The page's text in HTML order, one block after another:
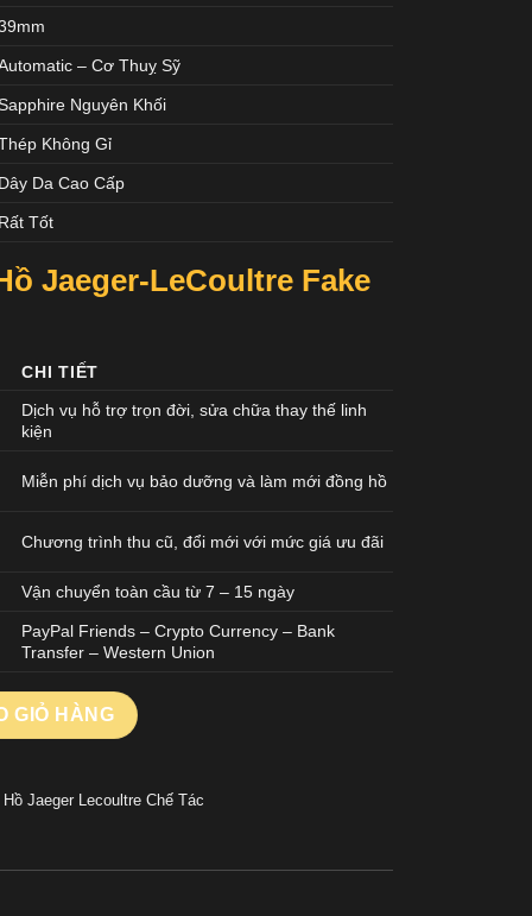
– Cơ Thuỵ Sỹ
Nguyên Khối
Không Gỉ
Da Cao Cấp
Tốt
Jaeger-LeCoultre Fake
CHI TIẾT
Dịch vụ hỗ trợ trọn đời, sửa chữa thay thế linh
kiện
Miễn phí dịch vụ bảo dưỡng và làm mới đồng hồ
Chương trình thu cũ, đổi mới với mức giá ưu đãi
Vận chuyển toàn cầu từ 7 – 15 ngày
PayPal Friends – Crypto Currency – Bank
Transfer – Western Union
1428121 Geographic Rep 11 Nhà Máy GR 39mm số lượng
GIỎ HÀNG
Jaeger Lecoultre Chế Tác